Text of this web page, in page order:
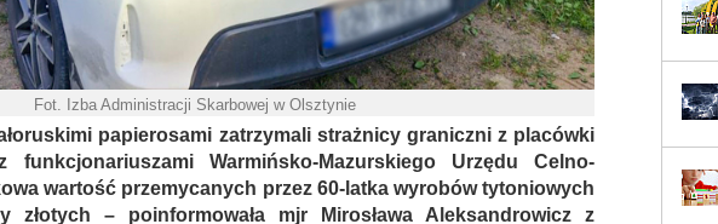
Fot. Izba Administracji Skarbowej w Olsztynie
papierosami zatrzymali strażnicy graniczni z placówki
Warmińsko-Mazurskiego Urzędu Celno-
wartość przemycanych przez 60-latka wyrobów tytoniowych
– poinformowała mjr Mirosława Aleksandrowicz z